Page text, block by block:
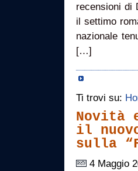
recensioni di
il settimo
nazionale
[…]
Ti trovi su:
il
sulla
4 Maggio